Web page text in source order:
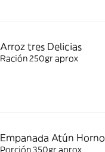
Arroz tres Delicias
Ración 250gr aprox
Empanada Atún Horno
Porción 350gr aprox